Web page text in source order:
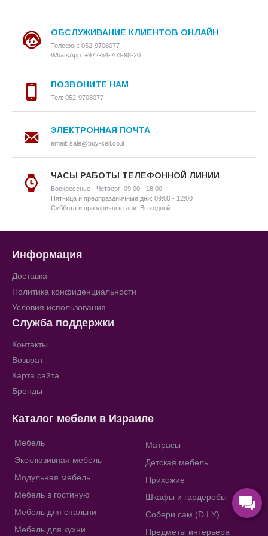
ОБСЛУЖИВАНИЕ КЛИЕНТОВ ОНЛАЙН
Телефон: 052-9708077
WhatsApp: +972-54-703-98-20
ПОЗВОНИТЕ НАМ
Тел: 052-9708077
ЭЛЕКТРОННАЯ ПОЧТА
email: sale@buy-sell.co.il
ЧАСЫ РАБОТЫ ТЕЛЕФОННОЙ ЛИНИИ
Воскресенье - Четверг: 09:00 - 18:00
Пятница и предпраздничные дни: 09:00 - 12:00
Суббота и праздничные дни: Выходной
Информация
Доставка
Политика конфиденциальности
Условия использования
Служба поддержки
Контакты
Возврат
Карта сайта
Бренды
Каталог мебели в Израиле
Мебель
Эксклюзивная мебель
Модульная мебель
Мебель в гостиную
Мебель для спальни
Мебель для кухни
Матрасы
Детская мебель
Прихожие
Шкафы и гардеробы
Собери сам (D.I.Y)
Предметы интерьера